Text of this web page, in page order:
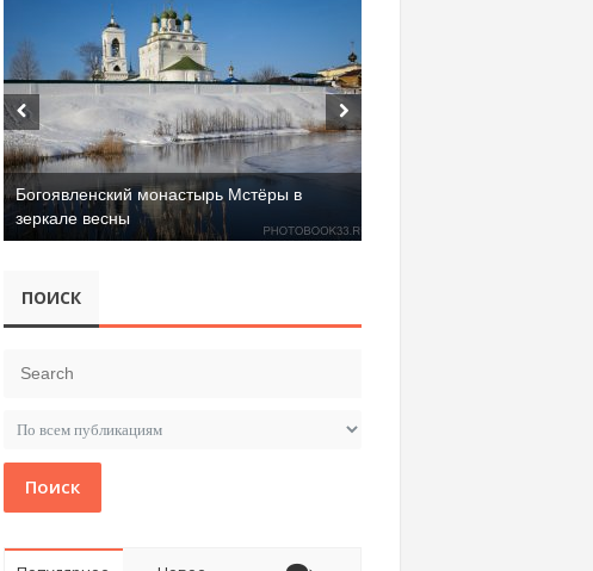
Богоявленский монастырь Мстёры в
зеркале весны
ПОИСК
Поиск